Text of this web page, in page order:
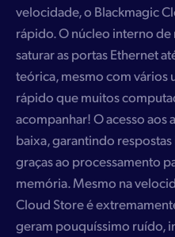
velocidade, o Blackmagic
rápido. O núcleo interno
saturar as portas Ethernet
teórica, mesmo com vários
rápido que muitos
acompanhar! O acesso aos
baixa, garantindo
graças ao processamento
memória. Mesmo na
Cloud Store é
geram pouquíssimo ruído,